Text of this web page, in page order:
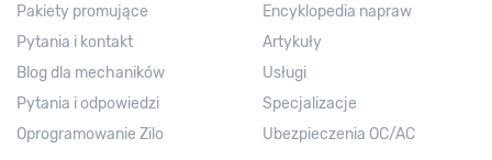
Pakiety promujące
Pytania i kontakt
Blog dla mechaników
Pytania i odpowiedzi
Oprogramowanie Zilo
Encyklopedia napraw
Artykuły
Usługi
Specjalizacje
Ubezpieczenia OC/AC